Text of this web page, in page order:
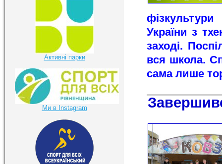
України з
заході.
вся школа.
сама лише
Активні парки
Ми в Instagram